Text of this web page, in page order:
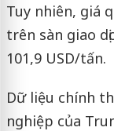
Tuy nhiên, giá
trên sàn giao
101,9 USD/tấn.
Dữ liệu chính
nghiệp của